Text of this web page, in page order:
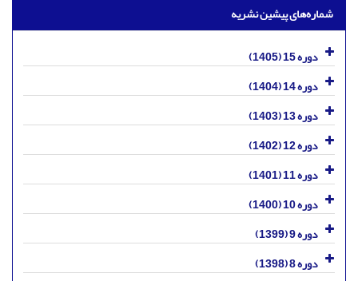
شماره‌های پیشین نشریه
دوره 15 (1405)
دوره 14 (1404)
دوره 13 (1403)
دوره 12 (1402)
دوره 11 (1401)
دوره 10 (1400)
دوره 9 (1399)
دوره 8 (1398)